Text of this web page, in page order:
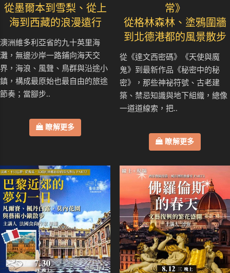
從墨爾本到雪梨、從上
海到西藏的浪漫遠行
澳洲維多利亞省的九十英里海
灘，無邊沙岸一路鋪向海天交
界，海浪、風聲、鳥群與沿途小
鎮，構成最原始也最自由的旅途
節奏；當腳步..
瞭解更多
常》
從格林森林、塗鴉圍牆
到北德港都的風景散步
從《達文西密碼》《天使與魔
鬼》到最新作品《秘密中的秘
密》，那些神祕符號、古老建
築、禁忌知識與地下組織，總像
一道道線索，把..
瞭解更多